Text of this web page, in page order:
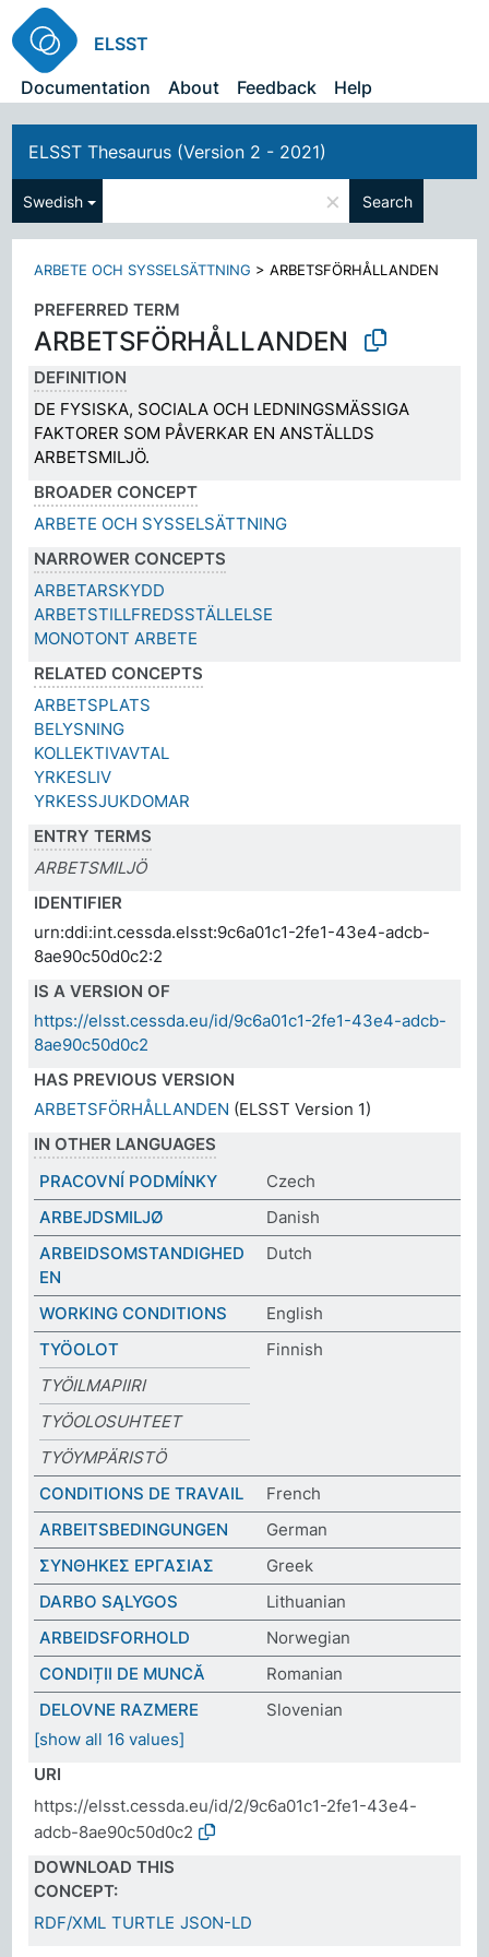
ELSST
Documentation
About Feedback Help
ELSST Thesaurus (Version 2 - 2021)
Swedish × Search
ARBETE OCH SYSSELSÄTTNING >ARBETSFÖRHÅLLANDEN
PREFERRED TERM
ARBETSFÖRHÅLLANDEN
DEFINITION
DE FYSISKA, SOCIALA OCH LEDNINGSMÄSSIGA
FAKTORER SOM PÅVERKAR EN ANSTÄLLDS
ARBETSMILJÖ.
BROADER CONCEPT
ARBETE OCH SYSSELSÄTTNING
NARROWER CONCEPTS
ARBETARSKYDD
ARBETSTILLFREDSSTÄLLELSE
MONOTONT ARBETE
RELATED CONCEPTS
ARBETSPLATS
BELYSNING
KOLLEKTIVAVTAL
YRKESLIV
YRKESSJUKDOMAR
ENTRY TERMS
ARBETSMILJÖ
IDENTIFIER
urn:ddi:int.cessda.elsst:9c6a01c1-2fe1-43e4-adcb-
8ae90c50d0c2:2
IS A VERSION OF
https://elsst.cessda.eu/id/9c6a01c1-2fe1-43e4-adcb-
8ae90c50d0c2
HAS PREVIOUS VERSION
ARBETSFÖRHÅLLANDEN (ELSST Version 1)
IN OTHER LANGUAGES
PRACOVNÍ PODMÍNKY
Czech
ARBEJDSMILJØ
Danish
ARBEIDSOMSTANDIGHED
EN
Dutch
WORKING CONDITIONS
English
TYÖOLOT
Finnish
TYÖILMAPIIRI
TYÖOLOSUHTEET
TYÖYMPÄRISTÖ
CONDITIONS DE TRAVAIL
French
ARBEITSBEDINGUNGEN
German
ΣΥΝΘΗΚΕΣ ΕΡΓΑΣΙΑΣ
Greek
DARBO SĄLYGOS
Lithuanian
ARBEIDSFORHOLD
Norwegian
CONDIȚII DE MUNCĂ
Romanian
DELOVNE RAZMERE
Slovenian
[show all 16 values]
URI
https://elsst.cessda.eu/id/2/9c6a01c1-2fe1-43e4-
adcb-8ae90c50d0c2
DOWNLOAD THIS
CONCEPT:
RDF/XML TURTLE JSON-LD